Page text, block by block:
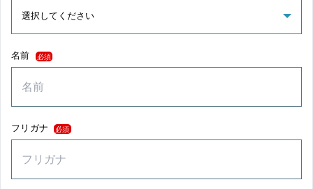
名前 必須
フリガナ 必須